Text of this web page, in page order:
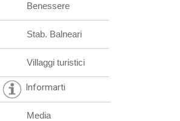
Benessere
Stab. Balneari
Villaggi turistici
Informarti
Media